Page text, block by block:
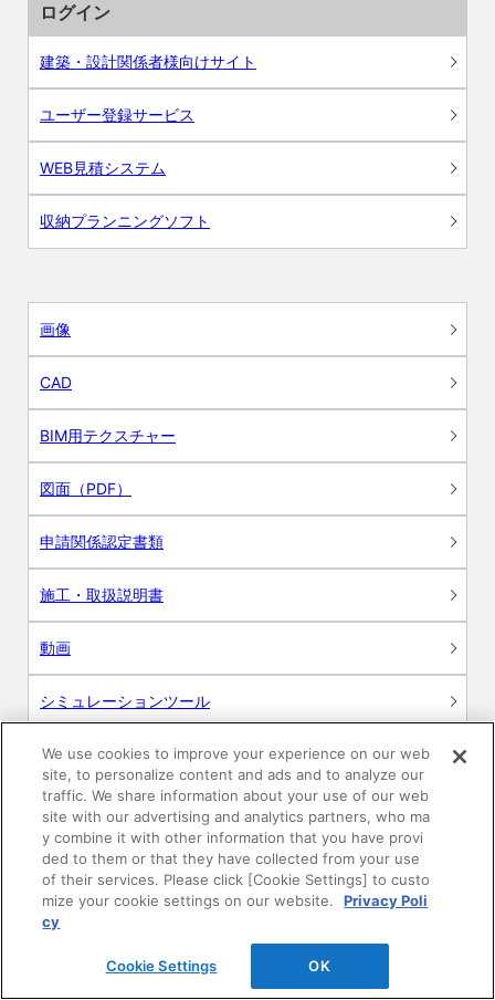
ログイン
建築・設計関係者様向けサイト
ユーザー登録サービス
WEB見積システム
収納プランニングソフト
画像
CAD
BIM用テクスチャー
図面（PDF）
申請関係認定書類
施工・取扱説明書
動画
シミュレーションツール
24時間換気システム〈エアスマート〉
簡易設計見積ソフト
R&Dセンター環境測定・分析サービス
商品マスター申し込み
We use cookies to improve your experience on our web
site, to personalize content and ads and to analyze our
traffic. We share information about your use of our web
site with our advertising and analytics partners, who ma
y combine it with other information that you have provi
ded to them or that they have collected from your use
of their services. Please click [Cookie Settings] to custo
mize your cookie settings on our website.
Privacy Poli
cy
Cookie Settings OK